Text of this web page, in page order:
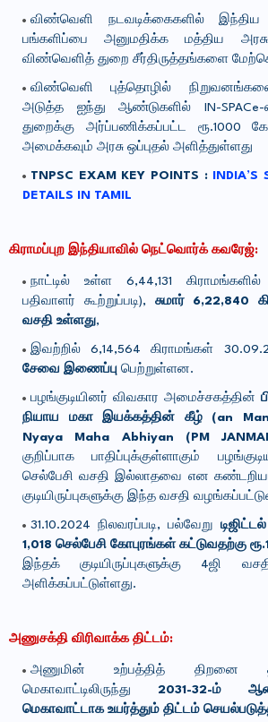
விண்வெளி நடவடிக்கைகளில் இந்திய
பங்களிப்பை அனுமதிக்க மத்திய
விண்வெளித் துறை சீர்திருத்தங்களை
விண்வெளி புத்தொழில்
அடுத்த ஐந்து ஆண்டுகளில் IN-
துறைக்கு அர்ப்பணிக்கப்பட்ட ரூ.1000
அமைக்கவும் அரசு ஒப்புதல் அளித்துள்ளது
TNPSC EXAM KEY POINTS :
DETAILS IN TAMIL
கிராமப்புற இந்தியாவில் நெட்வொர்க் கவரேஜ்:
நாட்டில் உள்ள 6,44,131
பதிவாளர் கூற்றுப்படி), சுமார் 6,22,840
வசதி உள்ளது,
இவற்றில் 6,14,564 கிராமங்கள்
சேவை இணைப்பு பெற்றுள்ளன.
பழங்குடியினர் விவகார அமைச்சகத்தின்
நியாய மகா இயக்கத்தின் கீழ் (an
Nyaya Maha Abhiyan (PM
குறிப்பாக பாதிப்புக்குள்ளாகும்
செல்பேசி வசதி இல்லாதவை என
குடியிருப்புகளுக்கு இந்த வசதி
31.10.2024 நிலவரப்படி, பல்வேறு
1,018 செல்பேசி கோபுரங்கள் கட்டுவதற்கு
இந்தக் குடியிருப்புகளுக்கு 4ஜி
அளிக்கப்பட்டுள்ளது.
அணுசக்தி விரிவாக்க திட்டம்:
அணுமின் உற்பத்தித் திறனை
மெகாவாட்டிலிருந்து 2031-32-ம்
மெகாவாட்டாக உயர்த்தும் திட்டம்